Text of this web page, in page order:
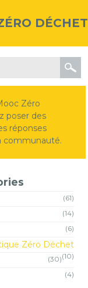
DÉCHET
Zéro
poser des
réponses
communauté.
(61)
(14)
(6)
Zéro Déchet
(10)
(30)
(4)